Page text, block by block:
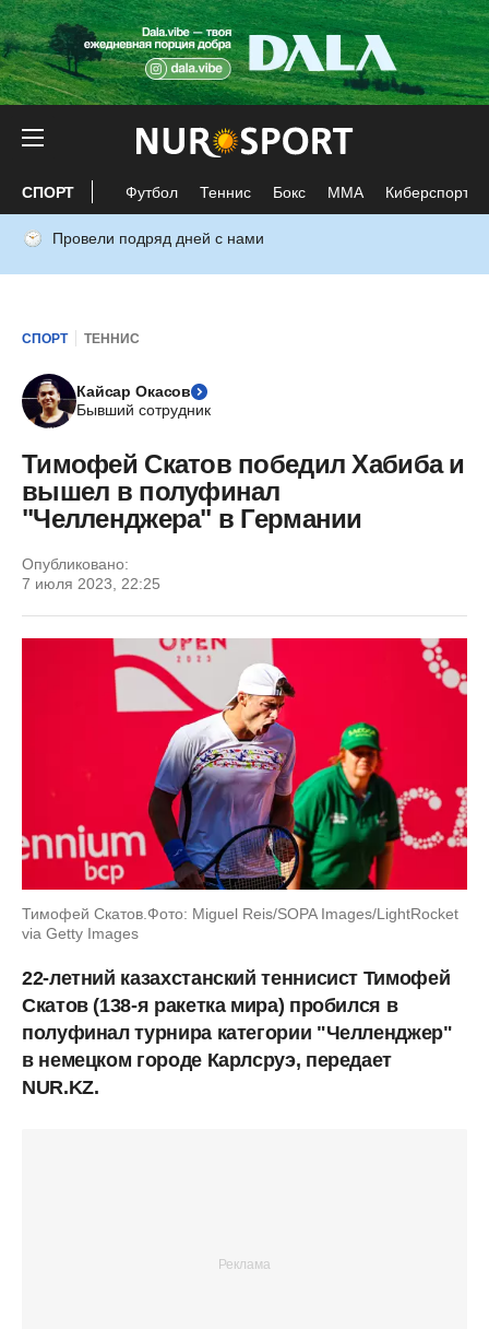
СПОРТ Футбол Теннис Бокс ММА Киберспорт
Провели подряд дней с нами
СПОРТ ТЕННИС
Кайсар Окасов
Бывший сотрудник
Тимофей Скатов победил Хабиба и
вышел в полуфинал
"Челленджера" в Германии
Опубликовано:
7 июля 2023, 22:25
Тимофей Скатов.Фото: Miguel Reis/SOPA Images/LightRocket
via Getty Images
22-летний казахстанский теннисист Тимофей
Скатов (138-я ракетка мира) пробился в
полуфинал турнира категории "Челленджер"
в немецком городе Карлсруэ, передает
NUR.KZ.